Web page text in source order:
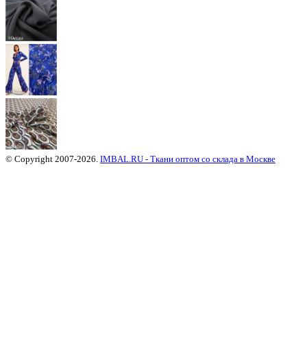
© Copyright 2007-2026. IMBAL.RU - Ткани оптом со склада в Москве